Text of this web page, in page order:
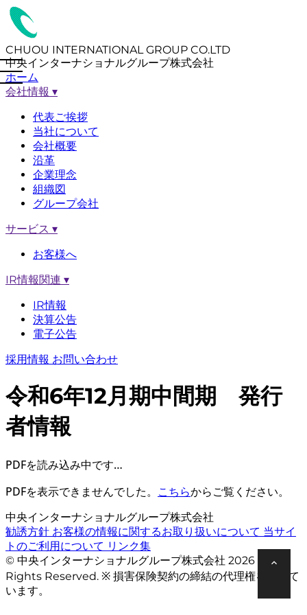
CHUOU INTERNATIONAL GROUP CO.LTD
中央インターナショナルグループ株式会社
ホーム
会社情報 ▾
代表ご挨拶
当社について
会社概要
沿革
企業理念
組織図
グループ会社
サービス ▾
お客様へ
IR情報関連 ▾
IR情報
決算公告
電子公告
採用情報 お問い合わせ
令和6年12月期中間期 発行
者情報
PDFを読み込み中です…
PDFを表示できませんでした。 こちらからご覧ください。
中央インターナショナルグループ株式会社
勧誘方針 お客様の情報に関するお取り扱いについて 当サイ
トのご利用について リンク集
© 中央インターナショナルグループ株式会社 2026 All
Rights Reserved. ※ 損害保険契約の締結の代理権を有して
います。